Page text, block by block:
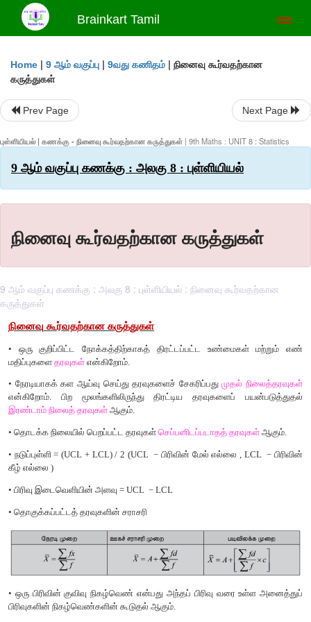
Brainkart Tamil
Home | 9 ஆம் வகுப்பு | 9வது கணிதம் | நினைவு கூர்வதற்கான
கருத்துகள்
Prev Page Next Page
புள்ளியியல் | கணக்கு - நினைவு கூர்வதற்கான கருத்துகள் | 9th Maths : UNIT 8 : Statistics
9 ஆம் வகுப்பு கணக்கு : அலகு 8 : புள்ளியியல்
நினைவு கூர்வதற்கான கருத்துகள்
9 ஆம் வகுப்பு கணக்கு : அலகு 8 : புள்ளியியல் : நினைவு கூர்வதற்கான
கருத்துகள்
நினைவு கூர்வதற்கான
•ஒரு குறிப்பிட்ட நோக்கத்திற்காகத் திரட்டப்பட்ட
உண்மைகள்
மதிப்புகளை தரவுகள் என்கிறோம் .
என்கிறோம்.பிற மூலங்களிலிருந்து
இரண்டாம் நிலைத் தரவுகள் ஆகும்
தொடக்க நிலையில் பெறப்பட்ட தரவுகள் செப்பனிடப்படாதத்
நடுப்புள்ளி= (UCL + LCL) / 2 (UCL − பிரிவின் மேல் எல்லை
•பிரிவு இடைவெளியின் அளவு= UCL − LCL